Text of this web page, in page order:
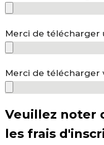
Merci de télécharger
Merci de télécharger
Veuillez noter
les frais